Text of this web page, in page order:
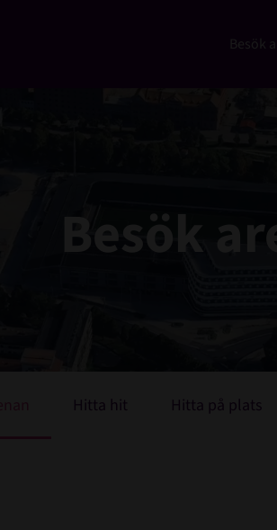
Besök
Besök
Hitta hit Hitta på plats